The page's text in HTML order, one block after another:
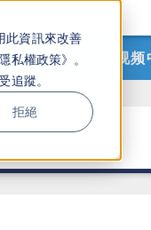
此資訊來改善
私權政策》。
追蹤。
拒絕
行业应用 视